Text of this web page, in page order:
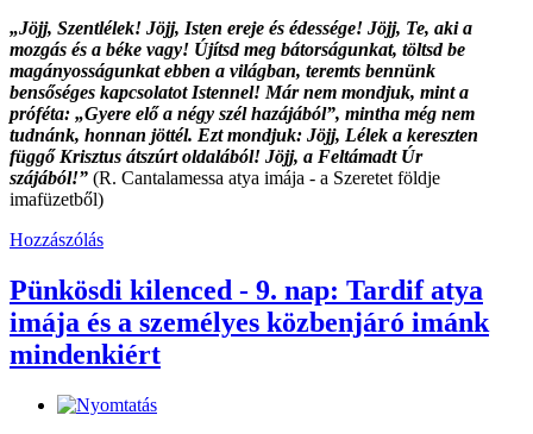
„Jöjj, Szentlélek! Jöjj, Isten ereje és édessége! Jöjj, Te, aki a
mozgás és a béke vagy! Újítsd meg bátorságunkat, töltsd be
magányosságunkat ebben a világban, teremts bennünk
bensőséges kapcsolatot Istennel! Már nem mondjuk, mint a
próféta: „Gyere elő a négy szél hazájából”, mintha még nem
tudnánk, honnan jöttél. Ezt mondjuk: Jöjj, Lélek a kereszten
függő Krisztus átszúrt oldalából! Jöjj, a Feltámadt Úr
szájából!” (R. Cantalamessa atya imája - a Szeretet földje
imafüzetből)
Hozzászólás
Pünkösdi kilenced - 9. nap: Tardif atya
imája és a személyes közbenjáró imánk
mindenkiért